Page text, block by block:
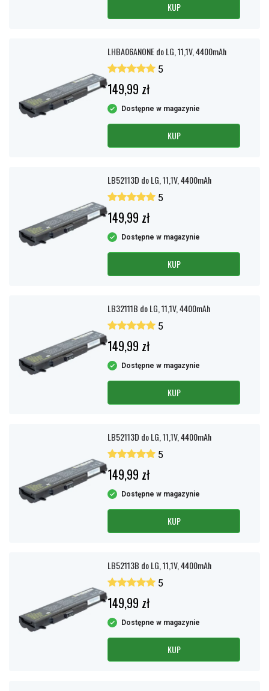
KUP
LHBA06ANONE do LG, 11,1V, 4400mAh
5
149,99 zł
Dostępne w magazynie
KUP
LB52113D do LG, 11,1V, 4400mAh
5
149,99 zł
Dostępne w magazynie
KUP
LB32111B do LG, 11,1V, 4400mAh
5
149,99 zł
Dostępne w magazynie
KUP
LB52113D do LG, 11,1V, 4400mAh
5
149,99 zł
Dostępne w magazynie
KUP
LB52113B do LG, 11,1V, 4400mAh
5
149,99 zł
Dostępne w magazynie
KUP